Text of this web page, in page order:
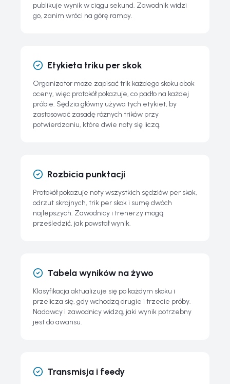
publikuje wynik w ciągu sekund. Zawodnik widzi
go, zanim wróci na górę rampy.
Etykieta triku per skok
Organizator może zapisać trik każdego skoku obok
oceny, więc protokół pokazuje, co padło na każdej
próbie. Sędzia główny używa tych etykiet, by
zastosować zasadę różnych trików przy
potwierdzaniu, które dwie noty się liczą.
Rozbicia punktacji
Protokół pokazuje noty wszystkich sędziów per skok,
odrzut skrajnych, trik per skok i sumę dwóch
najlepszych. Zawodnicy i trenerzy mogą
prześledzić, jak powstał wynik.
Tabela wyników na żywo
Klasyfikacja aktualizuje się po każdym skoku i
przelicza się, gdy wchodzą drugie i trzecie próby.
Nadawcy i zawodnicy widzą, jaki wynik potrzebny
jest do awansu.
Transmisja i feedy